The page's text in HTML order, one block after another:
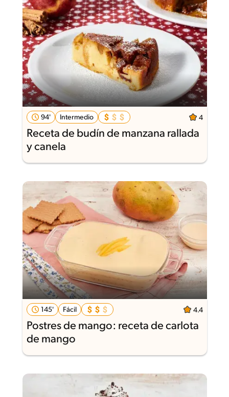
94' Intermedio 4
Receta de budín de manzana rallada
y canela
145' Fácil 4.4
Postres de mango: receta de carlota
de mango